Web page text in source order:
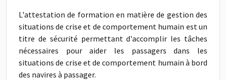
L'attestation de formation en matière de gestion des
situations de crise et de comportement humain est un
titre de sécurité permettant d'accomplir les tâches
nécessaires pour aider les passagers dans les
situations de crise et de comportement humain à bord
des navires à passager.